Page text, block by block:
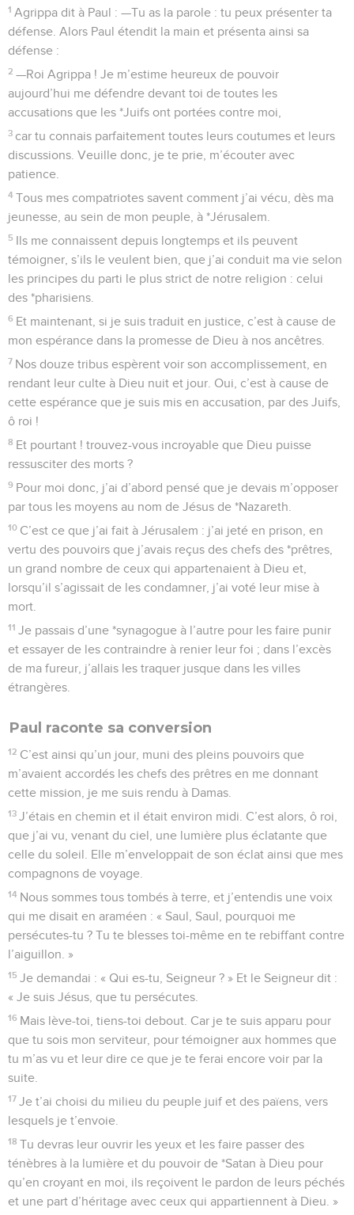
1 Agrippa dit à Paul : —Tu as la parole : tu peux présenter ta
défense. Alors Paul étendit la main et présenta ainsi sa
défense :
2 —Roi Agrippa ! Je m’estime heureux de pouvoir
aujourd’hui me défendre devant toi de toutes les
accusations que les *Juifs ont portées contre moi,
3 car tu connais parfaitement toutes leurs coutumes et leurs
discussions. Veuille donc, je te prie, m’écouter avec
patience.
4 Tous mes compatriotes savent comment j’ai vécu, dès ma
jeunesse, au sein de mon peuple, à *Jérusalem.
5 Ils me connaissent depuis longtemps et ils peuvent
témoigner, s’ils le veulent bien, que j’ai conduit ma vie selon
les principes du parti le plus strict de notre religion : celui
des *pharisiens.
6 Et maintenant, si je suis traduit en justice, c’est à cause de
mon espérance dans la promesse de Dieu à nos ancêtres.
7 Nos douze tribus espèrent voir son accomplissement, en
rendant leur culte à Dieu nuit et jour. Oui, c’est à cause de
cette espérance que je suis mis en accusation, par des Juifs,
ô roi !
8 Et pourtant ! trouvez-vous incroyable que Dieu puisse
ressusciter des morts ?
9 Pour moi donc, j’ai d’abord pensé que je devais m’opposer
par tous les moyens au nom de Jésus de *Nazareth.
10 C’est ce que j’ai fait à Jérusalem : j’ai jeté en prison, en
vertu des pouvoirs que j’avais reçus des chefs des *prêtres,
un grand nombre de ceux qui appartenaient à Dieu et,
lorsqu’il s’agissait de les condamner, j’ai voté leur mise à
mort.
11 Je passais d’une *synagogue à l’autre pour les faire punir
et essayer de les contraindre à renier leur foi ; dans l’excès
de ma fureur, j’allais les traquer jusque dans les villes
étrangères.
Paul raconte sa conversion
12 C’est ainsi qu’un jour, muni des pleins pouvoirs que
m’avaient accordés les chefs des prêtres en me donnant
cette mission, je me suis rendu à Damas.
13 J’étais en chemin et il était environ midi. C’est alors, ô roi,
que j’ai vu, venant du ciel, une lumière plus éclatante que
celle du soleil. Elle m’enveloppait de son éclat ainsi que mes
compagnons de voyage.
14 Nous sommes tous tombés à terre, et j’entendis une voix
qui me disait en araméen : « Saul, Saul, pourquoi me
persécutes-tu ? Tu te blesses toi-même en te rebiffant contre
l’aiguillon. »
15 Je demandai : « Qui es-tu, Seigneur ? » Et le Seigneur dit :
« Je suis Jésus, que tu persécutes.
16 Mais lève-toi, tiens-toi debout. Car je te suis apparu pour
que tu sois mon serviteur, pour témoigner aux hommes que
tu m’as vu et leur dire ce que je te ferai encore voir par la
suite.
17 Je t’ai choisi du milieu du peuple juif et des païens, vers
lesquels je t’envoie.
18 Tu devras leur ouvrir les yeux et les faire passer des
ténèbres à la lumière et du pouvoir de *Satan à Dieu pour
qu’en croyant en moi, ils reçoivent le pardon de leurs péchés
et une part d’héritage avec ceux qui appartiennent à Dieu. »